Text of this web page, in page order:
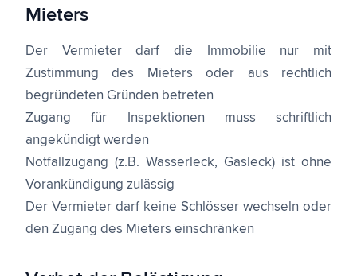
Mieters
Der Vermieter darf die Immobilie nur mit
Zustimmung des Mieters oder aus rechtlich
begründeten Gründen betreten
Zugang für Inspektionen muss schriftlich
angekündigt werden
Notfallzugang (z.B. Wasserleck, Gasleck) ist ohne
Vorankündigung zulässig
Der Vermieter darf keine Schlösser wechseln oder
den Zugang des Mieters einschränken